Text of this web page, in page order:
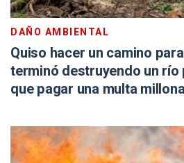
DAÑO AMBIENTAL
Quiso hacer un camino
terminó destruyendo un
que pagar una multa